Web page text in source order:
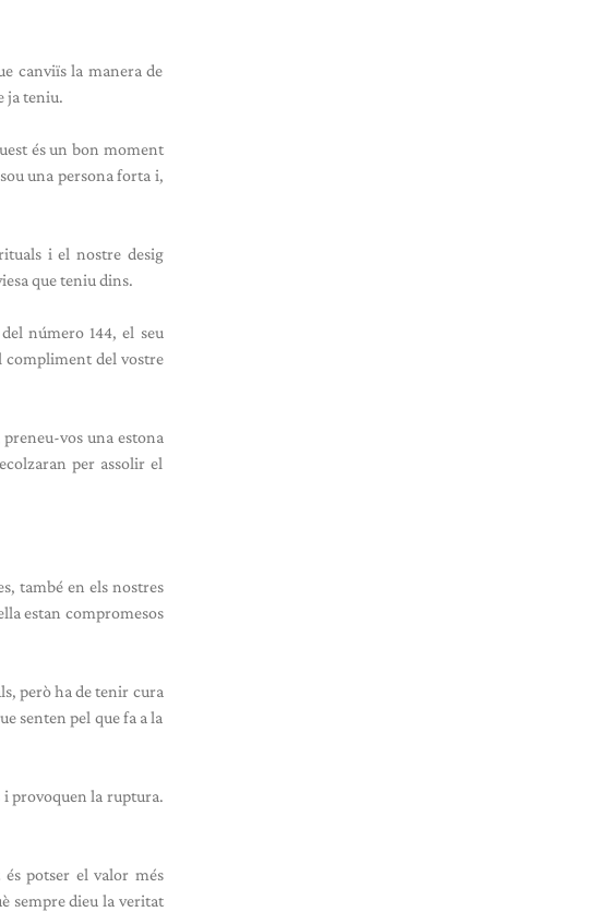
canviïs la manera de
ja teniu.
és un bon moment
una persona forta i,
i el nostre desig
que teniu dins.
número 144, el seu
compliment del vostre
vos una estona
per assolir el
també en els nostres
estan compromesos
però ha de tenir cura
senten pel que fa a la
i provoquen la ruptura.
és potser el valor més
sempre dieu la veritat